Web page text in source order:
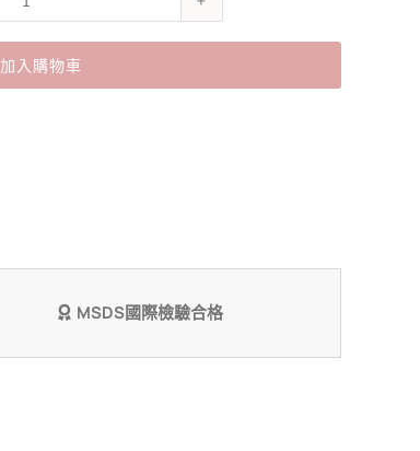
more
room
植
氛
加入購物車
MSDS國際檢驗合格